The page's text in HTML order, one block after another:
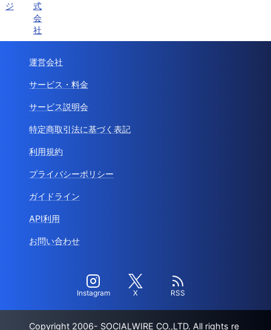
ジ
式
会
社
運営会社
サービス・料金
サービス説明会
特定商取引法に基づく表記
利用規約
プライバシーポリシー
ガイドライン
API利用
お問い合わせ
Instagram X RSS
Copyright 2006- SOCIALWIRE CO.,LTD. All rights re